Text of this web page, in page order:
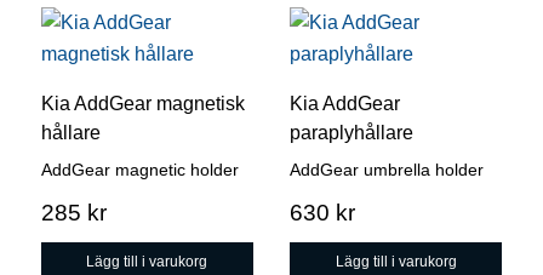
Kia AddGear magnetisk
hållare
AddGear magnetic holder
285 kr
Lägg till i varukorg
Kia AddGear
paraplyhållare
AddGear umbrella holder
630 kr
Lägg till i varukorg